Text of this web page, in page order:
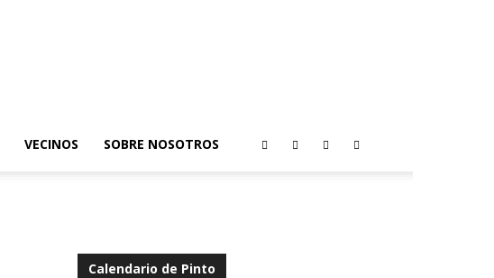
VECINOS SOBRE NOSOTROS
Calendario de Pinto